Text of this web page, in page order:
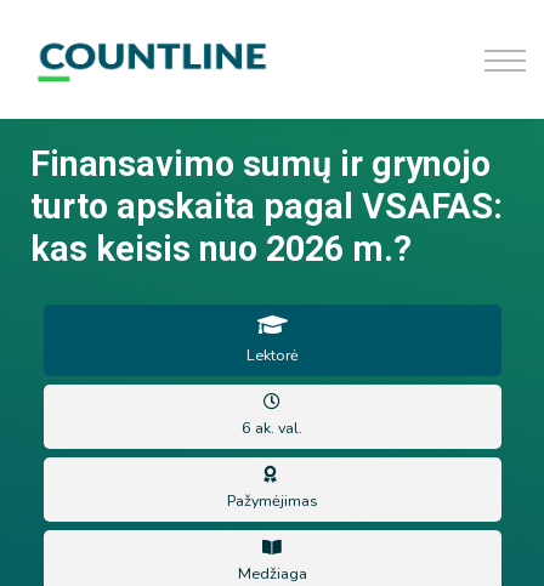
Finansavimo sumų ir grynojo
turto apskaita pagal VSAFAS:
kas keisis nuo 2026 m.?
Lektorė
6 ak. val.
Pažymėjimas
Medžiaga